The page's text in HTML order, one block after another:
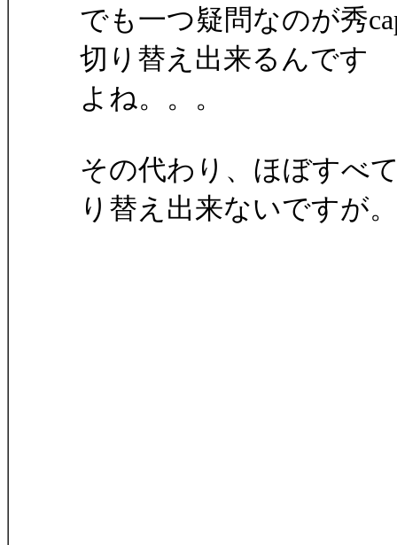
でも一つ疑問なのが秀
切り替え出来るんです
よね。。。
その代わり、ほぼすべ
り替え出来ないですが。